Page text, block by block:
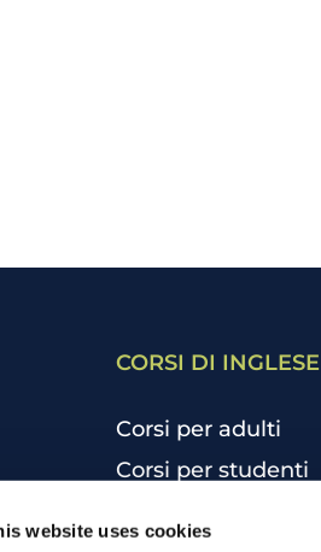
website uses cookies
CORSI DI INGLESE
Corsi per adulti
Corsi per studenti